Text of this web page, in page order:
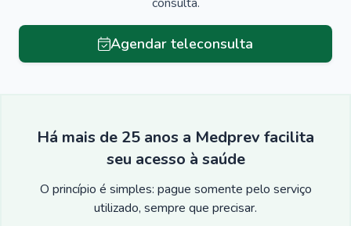
Agendar teleconsulta
Há mais de 25 anos a Medprev facilita
seu acesso à saúde
O princípio é simples: pague somente pelo serviço
utilizado, sempre que precisar.